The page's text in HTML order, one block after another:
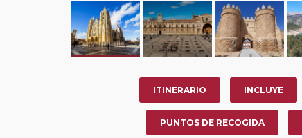
ITINERARIO INCLUYE
PUNTOS DE RECOGIDA